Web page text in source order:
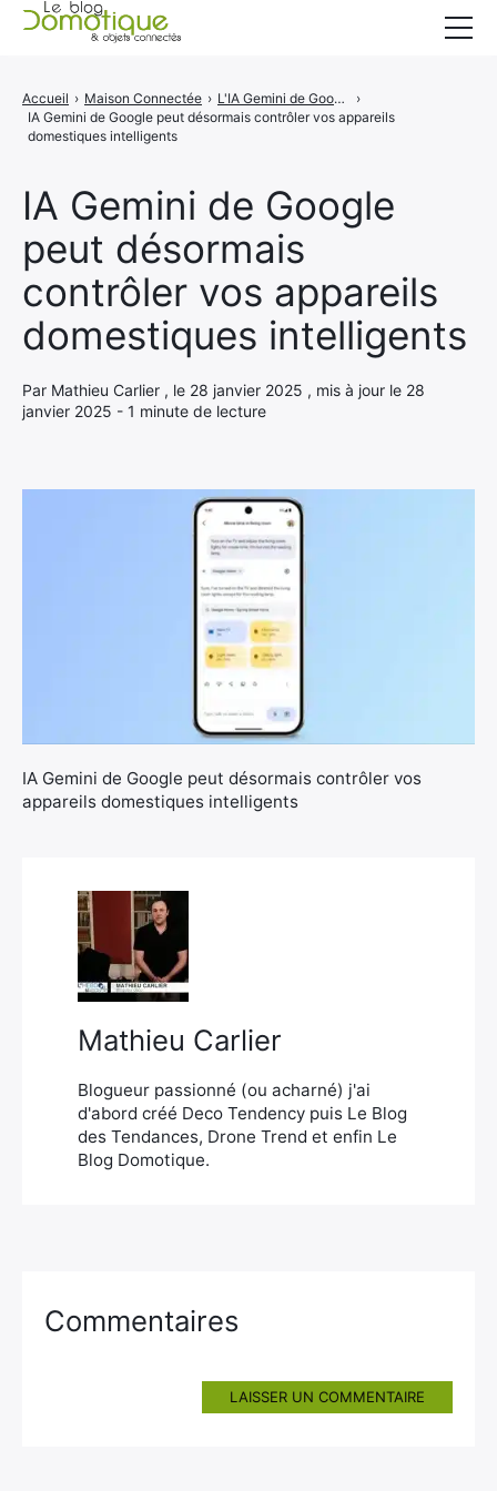
IA Gemini de Google
peut désormais
contrôler vos appareils
domestiques intelligents
Par Mathieu Carlier , le 28 janvier 2025 , mis à jour le 28
janvier 2025 - 1 minute de lecture
Accueil › Maison Connectée › L'IA Gemini de Google peut désormais contrôler vos appareils domestiques intelligents
›
IA Gemini de Google peut désormais contrôler vos appareils
domestiques intelligents
IA Gemini de Google peut désormais contrôler vos
appareils domestiques intelligents
Mathieu Carlier
Blogueur passionné (ou acharné) j'ai
d'abord créé Deco Tendency puis Le Blog
des Tendances, Drone Trend et enfin Le
Blog Domotique.
Commentaires
LAISSER UN COMMENTAIRE
Catégories
CONTACT
×